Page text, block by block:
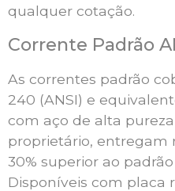
qualquer cotação.
Corrente Padrão
As correntes padrão
240 (ANSI) e
com aço de alta
proprietário, entregam
30% superior ao
Disponíveis com placa